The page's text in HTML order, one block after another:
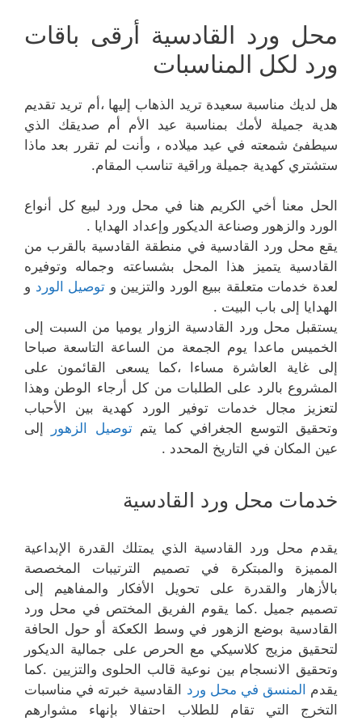
محل ورد القادسية أرقى باقات
ورد لكل المناسبات
هل لديك مناسبة سعيدة تريد الذهاب إليها ،أم تريد تقديم
هدية جميلة لأمك بمناسبة عيد الأم أم صديقك الذي
سيطفئ شمعته في عيد ميلاده ، وأنت لم تقرر بعد ماذا
ستشتري كهدية جميلة وراقية تناسب المقام.
الحل معنا أخي الكريم هنا في محل ورد لبيع كل أنواع
الورد والزهور وصناعة الديكور وإعداد الهدايا .
يقع محل ورد القادسية في منطقة القادسية بالقرب من
القادسية يتميز هذا المحل بشساعته وجماله وتوفيره
لعدة خدمات متعلقة ببيع الورد والتزيين و توصيل الورد و
الهدايا إلى باب البيت .
يستقبل محل ورد القادسية الزوار يوميا من السبت إلى
الخميس ماعدا يوم الجمعة من الساعة التاسعة صباحا
إلى غاية العاشرة مساءا ،كما يسعى القائمون على
المشروع بالرد على الطلبات من كل أرجاء الوطن وهذا
لتعزيز مجال خدمات توفير الورد كهدية بين الأحباب
وتحقيق التوسع الجغرافي كما يتمتوصيل الزهور
إلى
عين المكان في التاريخ المحدد .
خدمات محل ورد القادسية
يقدم محل ورد القادسية الذي يمتلك القدرة الإبداعية
المميزة والمبتكرة في تصميم الترتيبات المخصصة
بالأزهار والقدرة على تحويل الأفكار والمفاهيم إلى
تصميم جميل .كما يقوم الفريق المختص في محل ورد
القادسية بوضع الزهور في وسط الكعكة أو حول الحافة
لتحقيق مزيج كلاسيكي مع الحرص على جمالية الديكور
وتحقيق الانسجام بين نوعية قالب الحلوى والتزيين .كما
يقدم المنسق في محل ورد القادسية خبرته في مناسبات
التخرج التي تقام للطلاب احتفالا بإنهاء مشوارهم